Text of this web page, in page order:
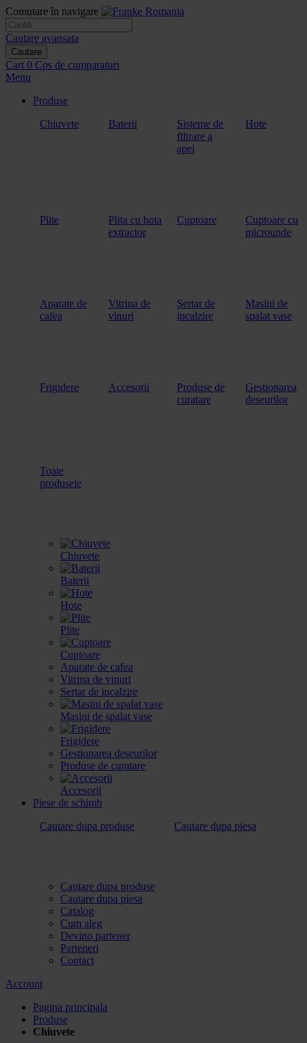
Comutare în navigare
Cautare avansata
Cautare
Cart 0 Cos de cumparaturi
Menu
Produse
Chiuvete
Baterii
Sisteme de
filtrare a
apei
Hote
Plite
Plita cu hota
extractor
Cuptoare
Cuptoare cu
microunde
Aparate de
cafea
Vitrina de
vinuri
Sertar de
incalzire
Masini de
spalat vase
Frigidere Accesorii
Produse de
curatare
Gestionarea
deseurilor
Toate
produsele
Chiuvete
Baterii
Hote
Plite
Cuptoare
Aparate de cafea
Vitrina de vinuri
Sertar de incalzire
Masini de spalat vase
Frigidere
Gestionarea deseurilor
Produse de curatare
Accesorii
Piese de schimb
Cautare dupa produse
Cautare dupa piesa
Cautare dupa produse
Cautare dupa piesa
Catalog
Cum aleg
Devino partener
Parteneri
Contact
Account
Pagina principala
Produse
Chiuvete